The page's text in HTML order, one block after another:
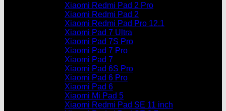
Xiaomi Redmi Pad 2 Pro
Xiaomi Redmi Pad 2
Xiaomi Redmi Pad Pro 12.1
Xiaomi Pad 7 Ultra
Xiaomi Pad 7S Pro
Xiaomi Pad 7 Pro
Xiaomi Pad 7
Xiaomi Pad 6S Pro
Xiaomi Pad 6 Pro
Xiaomi Pad 6
Xiaomi Mi Pad 5
Xiaomi Redmi Pad SE 11 inch